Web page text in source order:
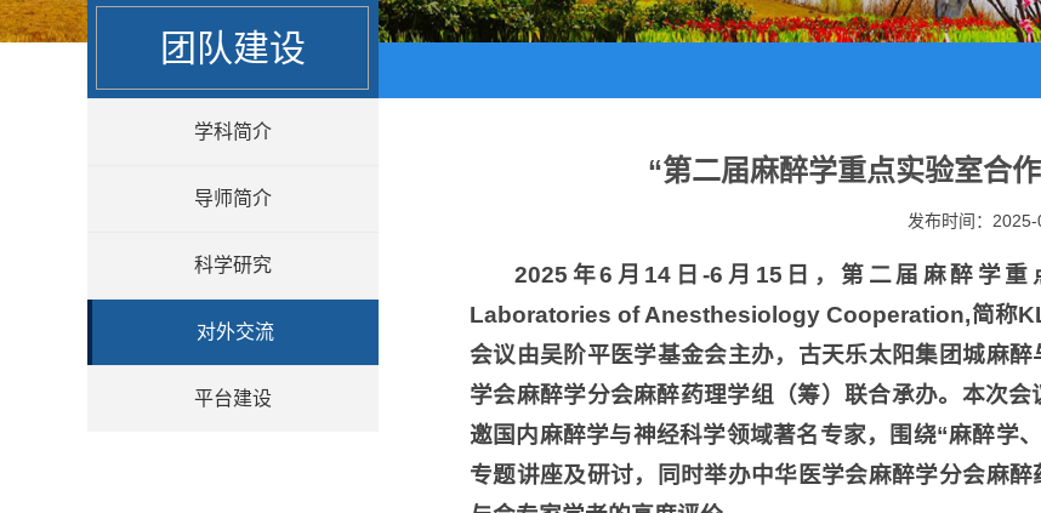
团队建设
学科简介
导师简介
科学研究
对外交流
平台建设
“第二届麻醉学重点实验室合
发布时间：
2025年6月14日-6月15日，第二届麻醉学
Laboratories of Anesthesiology Cooperation,简称
会议由吴阶平医学基金会主办，古天乐太阳集团城麻
学会麻醉学分会麻醉药理学组（筹）联合承办。本次
邀国内麻醉学与神经科学领域著名专家，围绕“麻醉学
专题讲座及研讨，同时举办中华医学会麻醉学分会麻